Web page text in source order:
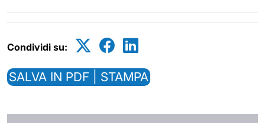
Condividi su:
SALVA IN PDF | STAMPA